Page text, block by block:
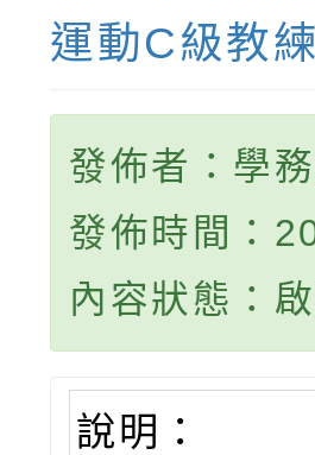
運動C級教
發佈者：學
發佈時間：
內容狀態：
說明：